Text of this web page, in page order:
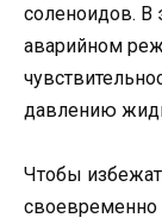
соленоидов. В
аварийном
давлению
Чтобы
своевременно